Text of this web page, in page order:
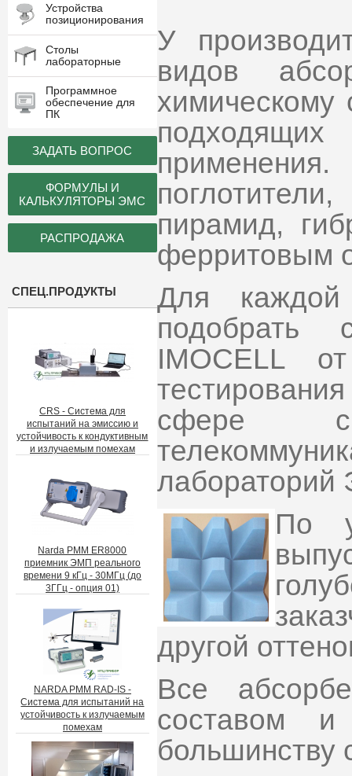
Устройства
позиционирования
Столы
лабораторные
Программное
обеспечение для
ПК
ЗАДАТЬ ВОПРОС
ФОРМУЛЫ И
КАЛЬКУЛЯТОРЫ ЭМС
РАСПРОДАЖА
СПЕЦ.ПРОДУКТЫ
CRS - Система для
испытаний на эмиссию и
устойчивость к кондуктивным
и излучаемым помехам
Narda PMM ER8000
приемник ЭМП реального
времени 9 кГц - 30МГц (до
3ГГц - опция 01)
NARDA PMM RAD-IS -
Система для испытаний на
устойчивость к излучаемым
помехам
У
видов
химическому
пирамид,
ферритовым
Для
подобрать
IMOCELL
сфере
лабораторий
По
другой
Все
составом
большинству